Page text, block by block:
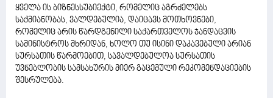
ყველა ის ბიზნესსუბიექტი, რომელიც აგრძელებს
საქმიანობას, ვალდებულია, დაიცავს მოთხოვნები,
რომელიც არის წარდგენილი საქართველოს ჯანდაცვის
სამინისტროს მხრიდან, ხოლო თუ ისინი დაკავებული არიან
სურსათის წარმოებით, სავალდებულოა სურსათის
უვნებლობის სამსახურის მიერ გაცემული რეკომენდაციების
შესრულება.